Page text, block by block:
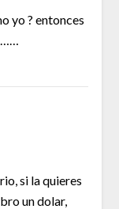
yo ? entonces
si la quieres
un dolar,